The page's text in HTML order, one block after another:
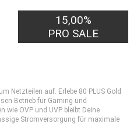
15,00%
PRO SALE
Netzteilen auf. Erlebe 80 PLUS Gold
Betrieb für Gaming und
OVP und UVP bleibt Deine
Stromversorgung für maximale